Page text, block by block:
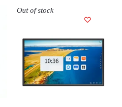
Out of stock